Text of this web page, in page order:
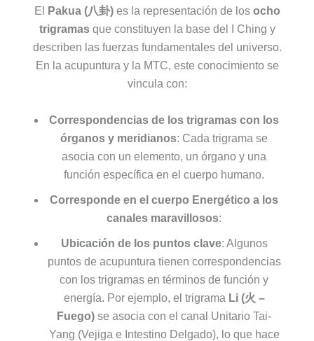
El Pakua (八卦)es la representación de los ocho
trigramasque constituyen la base del I Ching y
describen las fuerzas fundamentales del universo.
En la acupuntura y la MTC, este conocimiento se
vincula con:
Correspondencias de los trigramas con los
órganos y meridianos: Cada trigrama se
asocia con un elemento, un órgano y una
función específica en el cuerpo humano.
Corresponde en el cuerpo Energético a los
canales maravillosos:
Ubicación de los puntos clave: Algunos
puntos de acupuntura tienen correspondencias
con los trigramas en términos de función y
energía. Por ejemplo, el trigrama Li (火 –
Fuego) se asocia con el canal Unitario Tai-
Yang (Vejiga e Intestino Delgado), lo que hace